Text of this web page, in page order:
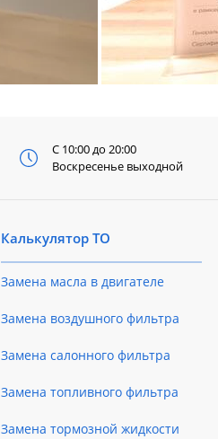
С 10:00 до 20:00
Воскресенье выходной
Калькулятор ТО
Замена масла в двигателе
Замена воздушного фильтра
Замена салонного фильтра
Замена топливного фильтра
Замена тормозной жидкости